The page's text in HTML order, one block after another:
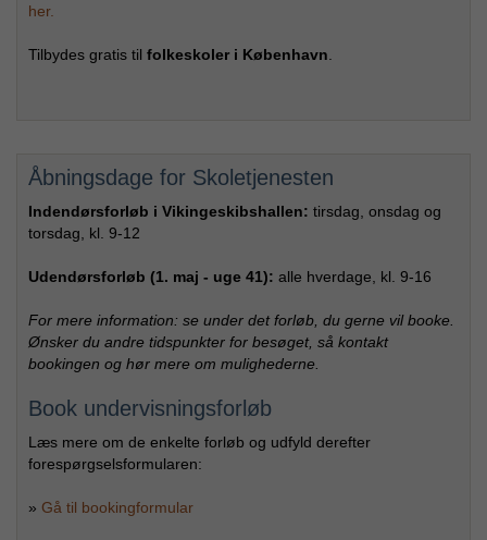
her.
Tilbydes gratis til folkeskoler i København
Åbningsdage for Skoletjenesten
Indendørsforløb i Vikingeskibshallen: tirsdag, onsdag og
torsdag, kl. 9-12
Udendørsforløb (1. maj - uge 41): alle hverdage, kl. 9-16
For mere information: se under det forløb, du gerne vil booke.
Ønsker du andre tidspunkter for besøget, så kontakt
bookingen og hør mere om mulighederne.
Book undervisningsforløb
Læs mere om de enkelte forløb og udfyld derefter
forespørgselsformularen:
» Gå til bookingformular